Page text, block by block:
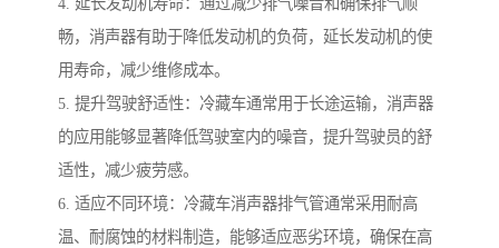
4. 延长发动机寿命：通过减少排气噪音和确保排气顺
畅，消声器有助于降低发动机的负荷，延长发动机的使
用寿命，减少维修成本。
5. 提升驾驶舒适性：冷藏车通常用于长途运输，消声器
的应用能够显著降低驾驶室内的噪音，提升驾驶员的舒
适性，减少疲劳感。
6. 适应不同环境：冷藏车消声器排气管通常采用耐高
温、耐腐蚀的材料制造，能够适应恶劣环境，确保在高